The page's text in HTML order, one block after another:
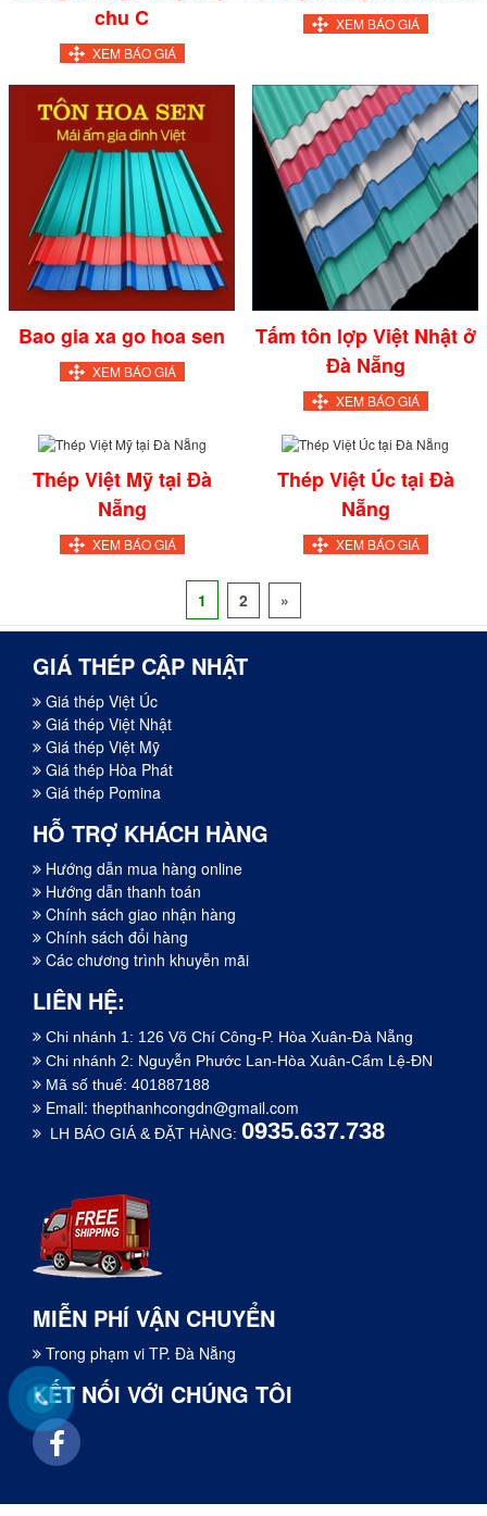
chu C
XEM BÁO GIÁ
XEM BÁO GIÁ
Bao gia xa go hoa sen
XEM BÁO GIÁ
Tấm tôn lợp Việt Nhật ở
Đà Nẵng
XEM BÁO GIÁ
Thép Việt Mỹ tại Đà
Nẵng
XEM BÁO GIÁ
Thép Việt Úc tại Đà
Nẵng
XEM BÁO GIÁ
1 2 »
GIÁ THÉP CẬP NHẬT
Giá thép Việt Úc
Giá thép Việt Nhật
Giá thép Việt Mỹ
Giá thép Hòa Phát
Giá thép Pomina
HỖ TRỢ KHÁCH HÀNG
Hướng dẫn mua hàng online
Hướng dẫn thanh toán
Chính sách giao nhận hàng
Chính sách đổi hàng
Các chương trình khuyễn mãi
LIÊN HỆ:
Chi nhánh 1: 126 Võ Chí Công-P. Hòa Xuân-Đà Nẵng
Chi nhánh 2: Nguyễn Phước Lan-Hòa Xuân-Cẩm Lệ-ĐN
Mã số thuế: 401887188
Email: thepthanhcongdn@gmail.com
LH BÁO GIÁ & ĐẶT HÀNG: 0935.637.738
MIỄN PHÍ VẬN CHUYỂN
Trong phạm vi TP. Đà Nẵng
KẾT NỐI VỚI CHÚNG TÔI